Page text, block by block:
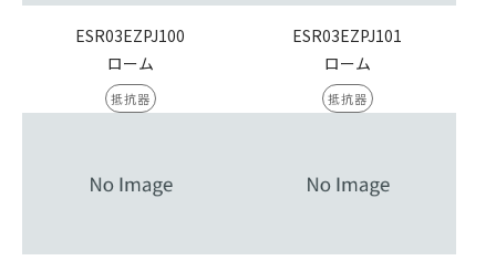
ESR03EZPJ100
ローム
抵抗器
ESR03EZPJ101
ローム
抵抗器